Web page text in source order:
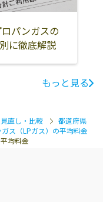
パンガスの
に徹底解説
もっと見る
直し・比較
都道府県
ス（LPガス）の平均料金
均料金